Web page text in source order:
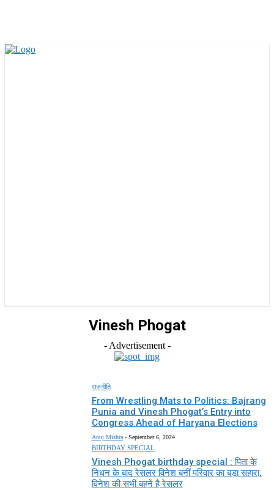
Vinesh Phogat
- Advertisement -
राजनीति
From Wrestling Mats to Politics: Bajrang
Punia and Vinesh Phogat’s Entry into
Congress Ahead of Haryana Elections
Anuj Mishra - September 6, 2024
BIRTHDAY SPECIAL
Vinesh Phogat birthday special : पिता के
निधन के बाद रेसलर विनेश बनीं परिवार का बड़ा सहारा,
विनेश की सभी बहनें है रेसलर